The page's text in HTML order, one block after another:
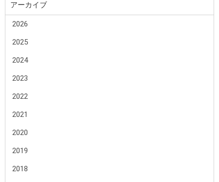
アーカイブ
2026
2025
2024
2023
2022
2021
2020
2019
2018